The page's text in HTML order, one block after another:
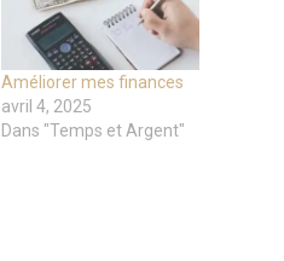
Améliorer mes finances
avril 4, 2025
Dans "Temps et Argent"